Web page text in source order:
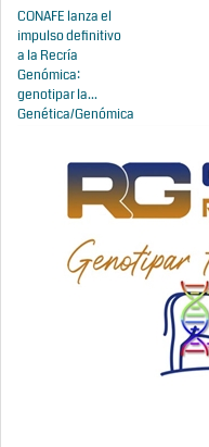
CONAFE lanza el
impulso definitivo
a la Recría
Genómica:
genotipar la...
Genética/Genómica